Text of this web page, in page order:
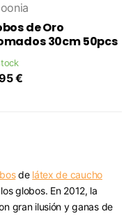
de Oro
30cm 50pcs
€
de látex de caucho
globos. En 2012, la
gran ilusión y ganas de